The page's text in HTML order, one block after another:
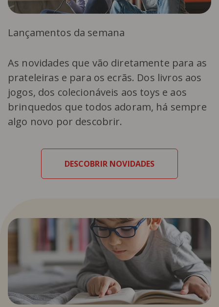
Lançamentos da semana
As novidades que vão diretamente para as
prateleiras e para os ecrãs. Dos livros aos
jogos, dos colecionáveis aos toys e aos
brinquedos que todos adoram, há sempre
algo novo por descobrir.
DESCOBRIR NOVIDADES